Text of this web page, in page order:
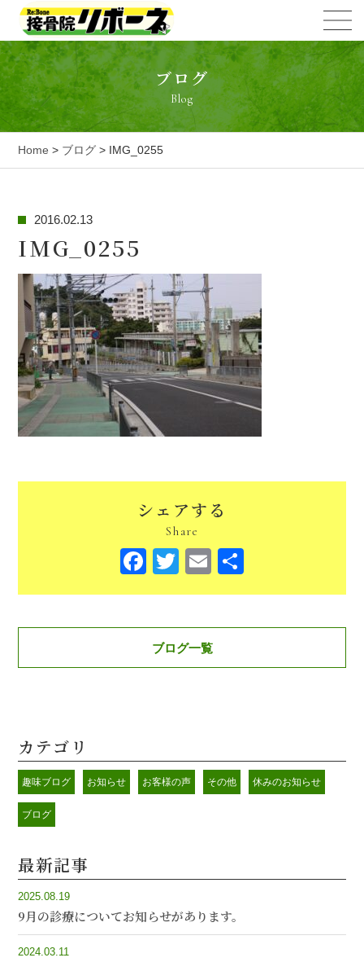
ブログ
Blog
Home > ブログ > IMG_0255
2016.02.13
IMG_0255
シェアする
Share
Facebook
TwitterEmail
有
ブログ一覧
カテゴリ
趣味ブログ お知らせ お客様の声 その他 休みのお知らせ
ブログ
最新記事
2025.08.19
9月の診療についてお知らせがあります。
2024.03.11